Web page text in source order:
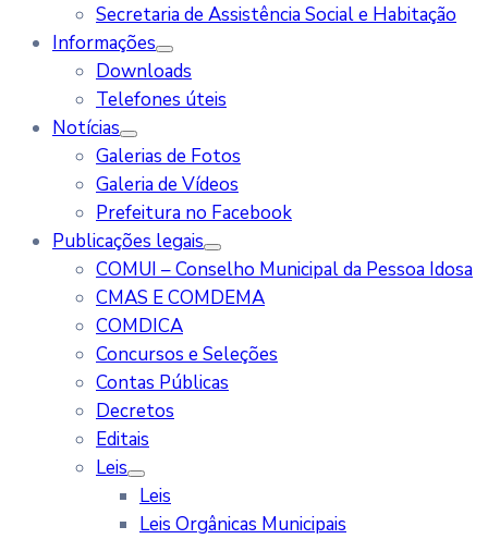
Secretaria de Assistência Social e Habitação
Informações
Downloads
Telefones úteis
Notícias
Galerias de Fotos
Galeria de Vídeos
Prefeitura no Facebook
Publicações legais
COMUI – Conselho Municipal da Pessoa Idosa
CMAS E COMDEMA
COMDICA
Concursos e Seleções
Contas Públicas
Decretos
Editais
Leis
Leis
Leis Orgânicas Municipais